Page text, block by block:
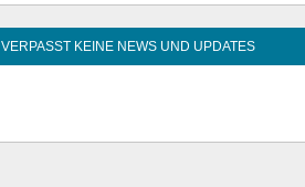
VERPASST KEINE NEWS UND UPDATES